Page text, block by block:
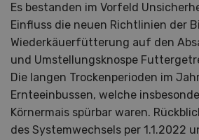
Es bestanden im Vorfeld
Einfluss die neuen Richtlinien der
Wiederkäuerfütterung auf den
und Umstellungsknospe
Die langen Trockenperioden im
Ernteeinbussen, welche
Körnermais spürbar waren.
des Systemwechsels per 1.1.2022